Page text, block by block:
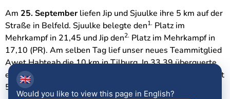
Am 25. Septemberliefen Jip und Sjuulke ihre 5 km auf der
Straße in Belfeld. Sjuulke belegte den1. Platz im
Mehrkampf in 21,45 und Jip den2. Platz im Mehrkampf in
17,10 (PR). Am selben Tag lief unser neues Teammitglied
Awet Habteab die 10 km in Tilburg. In 33,39 überquerte
er die Ziellinie als
und verbesserte seine Bestzeit um fast
5 Minuten.
🇬🇧
Would you like to view this page in English?